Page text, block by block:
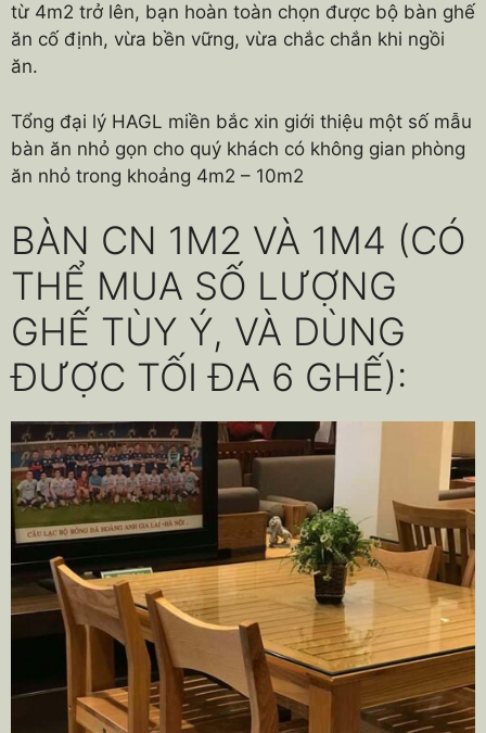
từ 4m2 trở lên, bạn hoàn toàn chọn được bộ bàn ghế
ăn cố định, vừa bền vững, vừa chắc chắn khi ngồi
ăn.
Tổng đại lý HAGL miền bắc xin giới thiệu một số mẫu
bàn ăn nhỏ gọn cho quý khách có không gian phòng
ăn nhỏ trong khoảng 4m2 – 10m2
BÀN CN 1M2 VÀ 1M4 (CÓ
THỂ MUA SỐ LƯỢNG
GHẾ TÙY Ý, VÀ DÙNG
ĐƯỢC TỐI ĐA 6 GHẾ):